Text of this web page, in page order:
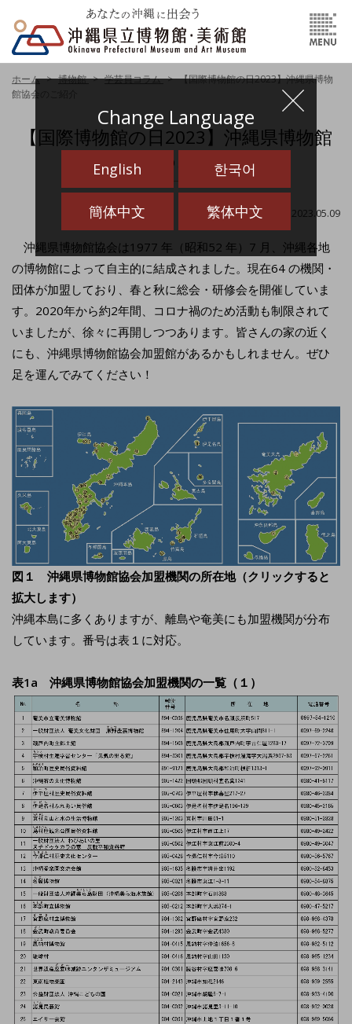
Change Language
English 한국어
簡体中文 繁体中文
ホーム 博物館 学芸員コラム
【国際博物館の日2023】沖縄県博物
館協会のご紹介
【国際博物館の日2023】沖縄県博物館
協会のご紹介
最終更新日：2023.05.09
沖縄県博物館協会は1977 年（昭和52 年）7 月、沖縄各地
の博物館によって自主的に結成されました。現在64 の機関・
団体が加盟しており、春と秋に総会・研修会を開催していま
す。2020年から約2年間、コロナ禍のため活動も制限されて
いましたが、徐々に再開しつつあります。皆さんの家の近く
にも、沖縄県博物館協会加盟館があるかもしれません。ぜひ
足を運んでみてください！
図１ 沖縄県博物館協会加盟機関の所在地（クリックすると
拡大します）
沖縄本島に多くありますが、離島や奄美にも加盟機関が分布
しています。番号は表１に対応。
表1a 沖縄県博物館協会加盟機関の一覧（１）